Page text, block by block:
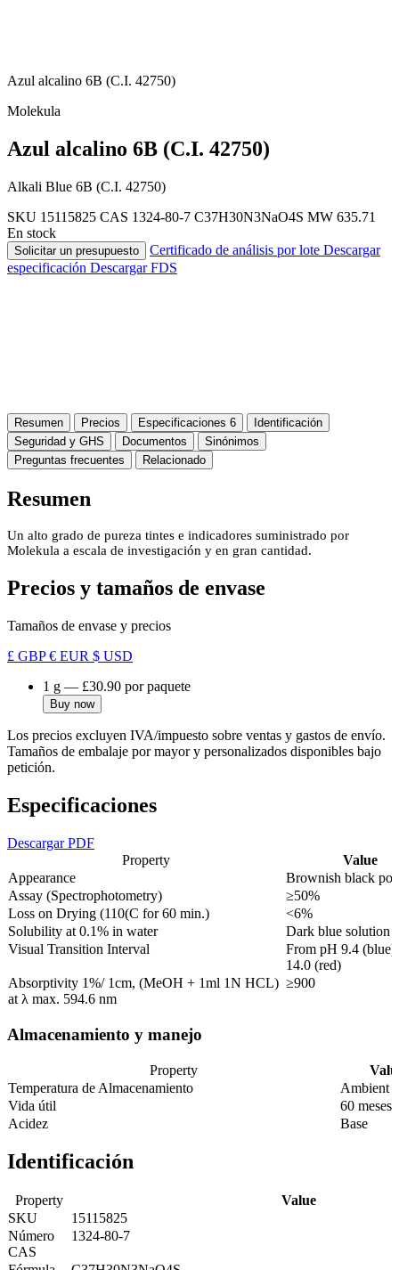
Azul alcalino 6B (C.I. 42750)
Molekula
Azul alcalino 6B (C.I. 42750)
Alkali Blue 6B (C.I. 42750)
SKU 15115825 CAS 1324-80-7 C37H30N3NaO4S MW 635.71
En stock
Solicitar un presupuesto Certificado de análisis por lote Descargar
especificación Descargar FDS
Resumen Precios Especificaciones 6
Identificación
Seguridad y GHS
Documentos
Sinónimos
Preguntas frecuentes
Relacionado
Resumen
Un alto grado de pureza tintes e indicadores suministrado por
Molekula a escala de investigación y en gran cantidad.
Precios y tamaños de envase
Tamaños de envase y precios
£ GBP€ EUR $ USD
1 g — £30.90 por paquete
Buy now
Los precios excluyen IVA/impuesto sobre ventas y gastos de envío.
Tamaños de embalaje por mayor y personalizados disponibles bajo
petición.
Especificaciones
Descargar PDF
Property
Value
Appearance
Brownish black
Assay (Spectrophotometry)
≥50%
Loss on Drying (110(C for 60 min.)
<6%
Solubility at 0.1% in water
Dark blue solution
Visual Transition Interval
From pH 9.4
14.0 (red)
Absorptivity 1%/ 1cm, (MeOH + 1ml 1N HCL)
at λ max. 594.6 nm
≥900
Almacenamiento y manejo
Property
Temperatura de Almacenamiento
Ambient
Vida útil
60 meses
Acidez
Base
Identificación
Property
Value
SKU
15115825
Número
CAS
1324-80-7